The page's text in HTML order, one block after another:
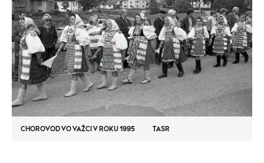
CHOROVOD VO VAŽCI V ROKU 1995 TASR